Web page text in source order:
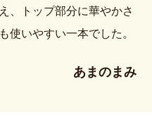
、トップ部分に華やかさ
使いやすい一本でした。
あまのまみ